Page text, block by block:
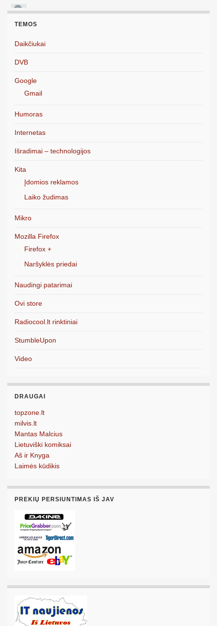
TEMOS
Daikčiukai
DVB
Google
Gmail
Humoras
Internetas
Išradimai – technologijos
Kita
Įdomios reklamos
Laiko žudimas
Mikro
Mozilla Firefox
Firefox +
Naršyklės priedai
Naudingi patarimai
Ovi store
Radiocool.lt rinktiniai
StumbleUpon
Video
DRAUGAI
topzone.lt
milvis.lt
Mantas Malcius
Lietuviški komiksai
Aš ir Knyga
Laimės kūdikis
PREKIŲ PERSIUNTIMAS IŠ JAV